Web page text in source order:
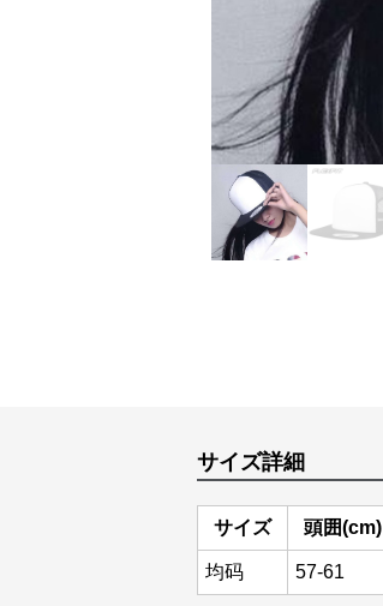
サイズ詳細
サイズ 頭囲(cm)
均码 57-61